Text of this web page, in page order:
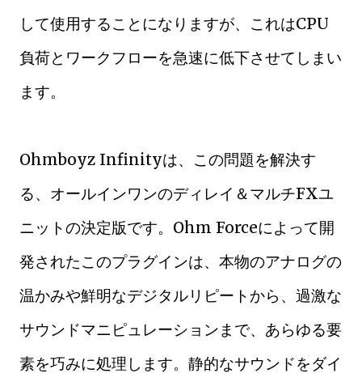
して使用することになりますが、これはCPU
負荷とワークフローを急速に低下させてしまい
ます。
Ohmboyz Infinityは、この問題を解決す
る、オールインワンのディレイ＆マルチFXユ
ニットの決定版です。Ohm Forceによって開
発されたこのプラグインは、本物のアナログの
温かみや鮮明なデジタルリピートから、過激な
サウンドマニピュレーションまで、あらゆる要
素を巧みに処理します。静的なサウンドをダイ